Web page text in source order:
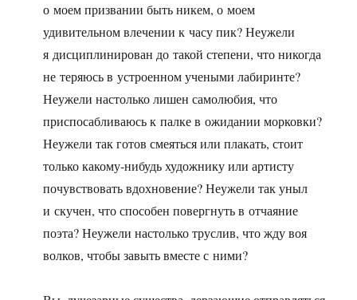
о моем призвании быть никем, о моем
удивительном влечении к часу пик? Неужели
я дисциплинирован до такой степени, что никогда
не теряюсь в устроенном учеными лабиринте?
Неужели настолько лишен самолюбия, что
приспосабливаюсь к палке в ожидании морковки?
Неужели так готов смеяться или плакать, стоит
только какому-нибудь художнику или артисту
почувствовать вдохновение? Неужели так уныл
и скучен, что способен повергнуть в отчаяние
поэта? Неужели настолько труслив, что жду воя
волков, чтобы завыть вместе с ними?